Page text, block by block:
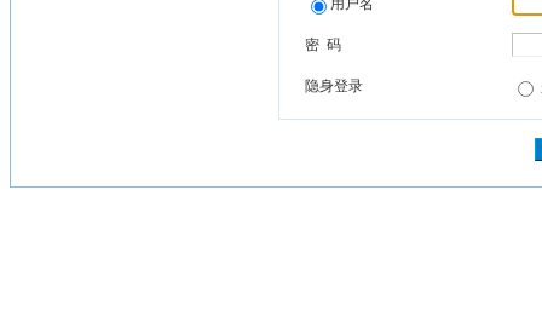
用户名
密 码
隐身登录